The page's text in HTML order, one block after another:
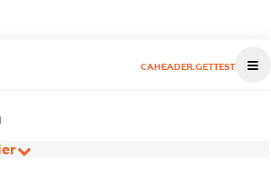
CAHEADER.GETTEST